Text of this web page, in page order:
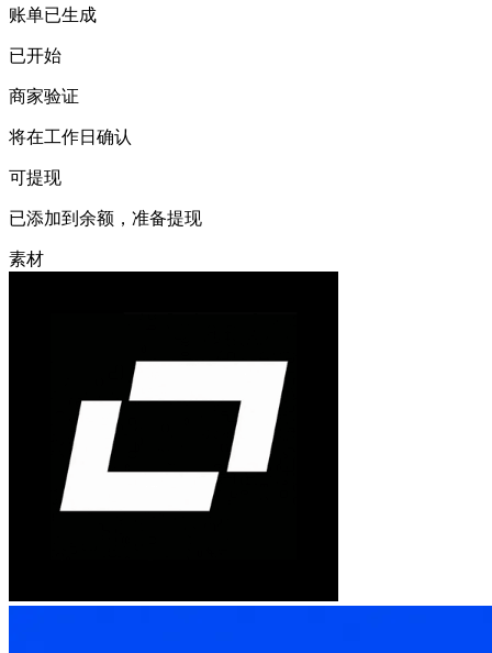
账单已生成
已开始
商家验证
将在工作日确认
可提现
已添加到余额，准备提现
素材